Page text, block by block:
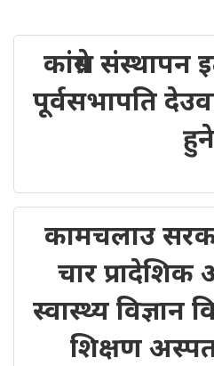
कांग्रेस संस्थापन
पूर्वसभापति
हुने
कामचलाउ
चार
स्वास्थ्य विज्ञान
शिक्षण